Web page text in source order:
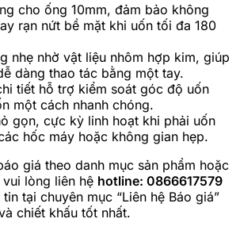
cho ống 10mm, đảm bảo không
rạn nứt bề mặt khi uốn tối đa 180
nhẹ nhờ vật liệu nhôm hợp kim, giúp
dàng thao tác bằng một tay.
tiết hỗ trợ kiểm soát góc độ uốn
một cách nhanh chóng.
gọn, cực kỳ linh hoạt khi phải uốn
hốc máy hoặc không gian hẹp.
giá theo danh mục sản phẩm hoặc
lòng liên hệ hotline: 0866617579
tại chuyên mục “Liên hệ Báo giá”
chiết khấu tốt nhất.